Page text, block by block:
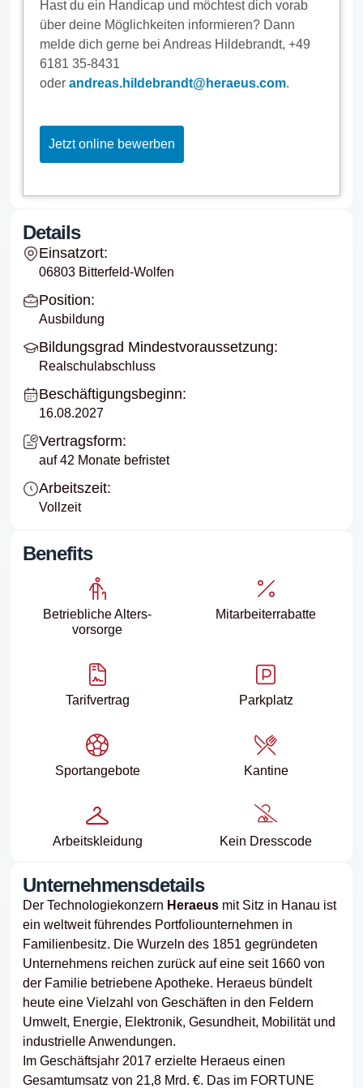
Hast du ein Handicap und möchtest dich vorab
über deine Möglichkeiten informieren? Dann
melde dich gerne bei Andreas Hildebrandt, +49
6181 35-8431
oder andreas.hildebrandt@heraeus.com.
Jetzt online bewerben
Details
Einsatzort:
06803 Bitterfeld-Wolfen
Position:
Ausbildung
Bildungsgrad Mindestvoraussetzung:
Realschulabschluss
Beschäftigungsbeginn:
16.08.2027
Vertragsform:
auf 42 Monate befristet
Arbeitszeit:
Vollzeit
Benefits
Betriebliche Alters­
vorsorge
Mitarbeiter­rabatte
Tarifvertrag Parkplatz
Sport­angebote Kantine
Arbeits­kleidung Kein Dresscode
Unternehmensdetails
Der Technologiekonzern Heraeus mit Sitz in Hanau ist
ein weltweit führendes Portfoliounternehmen in
Familienbesitz. Die Wurzeln des 1851 gegründeten
Unternehmens reichen zurück auf eine seit 1660 von
der Familie betriebene Apotheke. Heraeus bündelt
heute eine Vielzahl von Geschäften in den Feldern
Umwelt, Energie, Elektronik, Gesundheit, Mobilität und
industrielle Anwendungen.
Im Geschäftsjahr 2017 erzielte Heraeus einen
Gesamtumsatz von 21,8 Mrd. €. Das im FORTUNE